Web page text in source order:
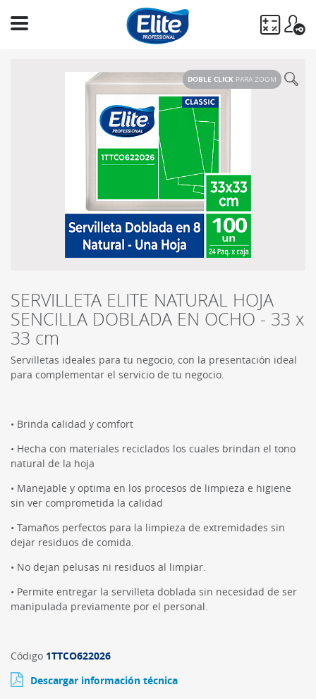
búsqueda
DOBLE CLICK PARA ZOOM
SERVILLETA ELITE NATURAL HOJA
SENCILLA DOBLADA EN OCHO - 33 x
33 cm
Servilletas ideales para tu negocio, con la presentación ideal
para complementar el servicio de tu negocio.
• Brinda calidad y comfort
• Hecha con materiales reciclados los cuales brindan el tono
natural de la hoja
• Manejable y optima en los procesos de limpieza e higiene
sin ver comprometida la calidad
• Tamaños perfectos para la limpieza de extremidades sin
dejar residuos de comida.
• No dejan pelusas ni residuos al limpiar.
• Permite entregar la servilleta doblada sin necesidad de ser
manipulada previamente por el personal.
Código 1TTCO622026
Descargar información técnica